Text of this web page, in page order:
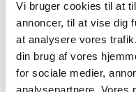
Vi bruger cookies til at
annoncer, til at vise dig
at analysere vores
din brug af vores
for sociale medier,
analysepartnere. Vores
trombose-
19. juli 2021
Kære
vil efter aftale med Det